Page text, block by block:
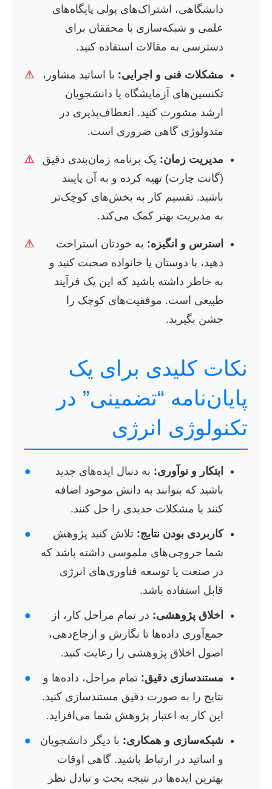
دانشگاهی، اشتراک‌های پولی پایگاه‌های
علمی و شبکه‌سازی با محققان برای
دسترسی به مقالات استفاده کنید.
⚠ مشکلات فنی و اجرایی: با اساتید مشاور،
تکنسین‌های آزمایشگاه یا دانشجویان
ارشد مشورت کنید. انعطاف‌پذیری در
متدولوژی گاهی ضروری است.
⚠ مدیریت زمان: یک برنامه زمان‌بندی دقیق
(گانت چارت) تهیه کرده و به آن پایبند
باشید. تقسیم کار به بخش‌های کوچک‌تر
به مدیریت بهتر کمک می‌کند.
⚠ استرس و انگیزه: به خودتان استراحت
دهید، با دوستان یا خانواده صحبت کنید و
به خاطر داشته باشید که این یک فرآیند
طبیعی است. موفقیت‌های کوچک را
جشن بگیرید.
نکات کلیدی برای یک
پایان‌نامه “تضمینی” در
تکنولوژی انرژی
● ابتکار و نوآوری: به دنبال ایده‌های جدید
باشید که بتوانند به دانش موجود اضافه
کنند یا مشکلات جدیدی را حل کنند.
● کاربردی بودن نتایج: تلاش کنید پژوهش
شما خروجی‌های ملموسی داشته باشد که
در صنعت یا توسعه فناوری‌های انرژی
قابل استفاده باشد.
● اخلاق پژوهشی: در تمام مراحل کار، از
جمع‌آوری داده‌ها تا نگارش و ارجاع‌دهی،
اصول اخلاق پژوهشی را رعایت کنید.
● مستندسازی دقیق: تمام مراحل، داده‌ها و
نتایج را به صورت دقیق مستندسازی کنید.
این کار به اعتبار پژوهش شما می‌افزاید.
● شبکه‌سازی و همکاری: با دیگر دانشجویان
و اساتید در ارتباط باشید. گاهی اوقات
بهترین ایده‌ها در نتیجه بحث و تبادل نظر